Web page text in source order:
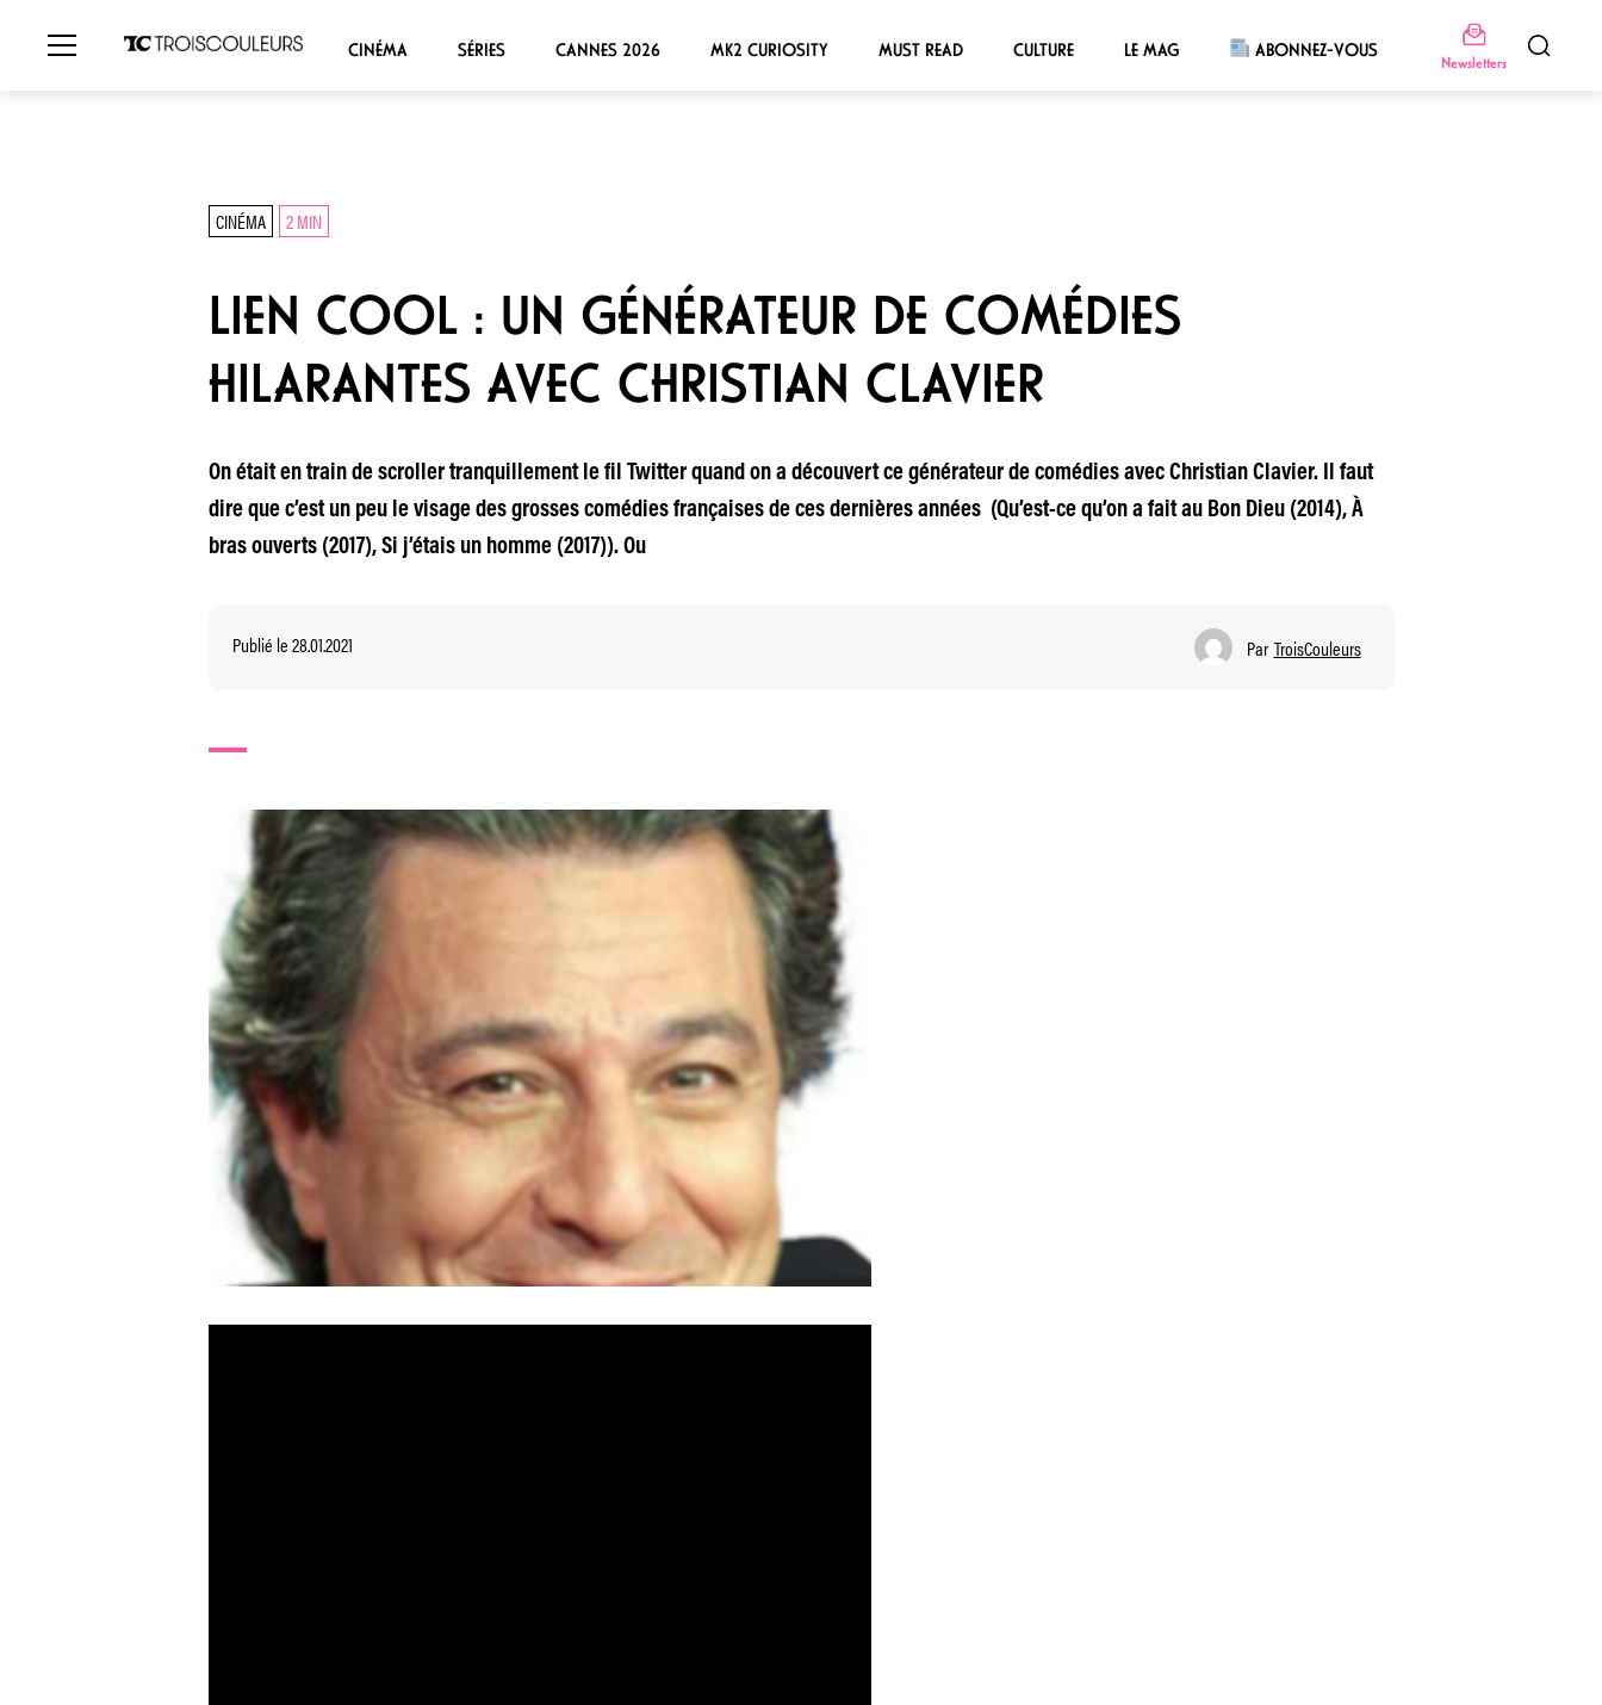
CINÉMA SÉRIES CANNES 2026 MK2 CURIOSITY MUST READ CULTURE LE MAG ABONNEZ-VOUS
Newsletters
CINÉMA 2 MIN
LIEN COOL : UN GÉNÉRATEUR DE COMÉDIES
HILARANTES AVEC CHRISTIAN CLAVIER
On était en train de scroller tranquillement le fil Twitter quand on a découvert ce générateur de comédies avec Christian Clavier. Il faut
dire que c’est un peu le visage des grosses comédies françaises de ces dernières années (Qu’est-ce qu’on a fait au Bon Dieu (2014), À
bras ouverts (2017), Si j’étais un homme (2017)). Ou
Publié le 28.01.2021 Par TroisCouleurs